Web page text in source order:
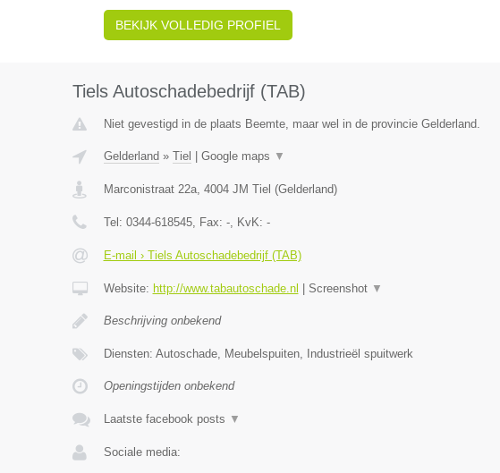
BEKIJK VOLLEDIG PROFIEL
Tiels Autoschadebedrijf (TAB)
Niet gevestigd in de plaats Beemte, maar wel in de provincie Gelderland.
Gelderland » Tiel Google maps ▼
Marconistraat 22a, 4004 JM Tiel (Gelderland)
Tel: 0344-618545, Fax: -, KvK: -
E-mail › Tiels Autoschadebedrijf (TAB)
Website: http://www.tabautoschade.nl Screenshot ▼
Beschrijving onbekend
Diensten: Autoschade, Meubelspuiten, Industrieël spuitwerk
Openingstijden onbekend
Laatste facebook posts ▼
Sociale media: